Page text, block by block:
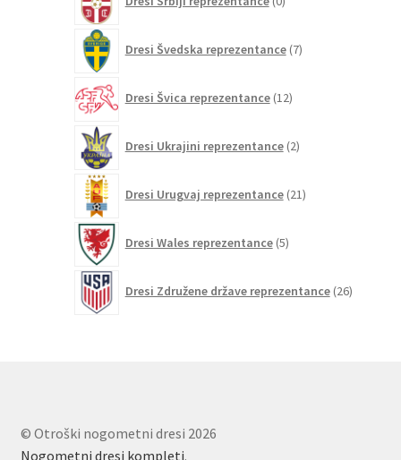
izdelkov
Dresi Švedska reprezentance 7izdelkov
Dresi Švica reprezentance 12izdelkov
Dresi Ukrajini reprezentance 2izdelka
Dresi Urugvaj reprezentance 21izdelkov
Dresi Wales reprezentance 5izdelkov
Dresi Združene države reprezentance 26izdelkov
© Otroški nogometni dresi 2026
Nogometni dresi kompleti.